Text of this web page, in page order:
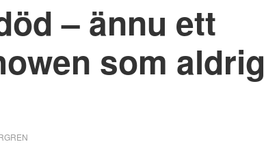
– ännu ett
som aldrig